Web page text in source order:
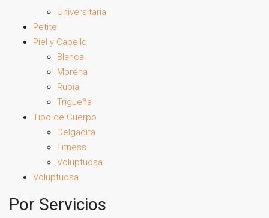
Universitaria
Petite
Piel y Cabello
Blanca
Morena
Rubia
Trigueña
Tipo de Cuerpo
Delgadita
Fitness
Voluptuosa
Voluptuosa
Por Servicios